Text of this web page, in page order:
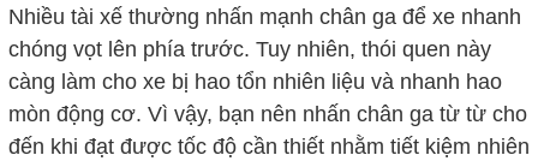
Nhiều tài xế thường nhấn mạnh chân ga để xe nhanh
chóng vọt lên phía trước. Tuy nhiên, thói quen này
càng làm cho xe bị hao tổn nhiên liệu và nhanh hao
mòn động cơ. Vì vậy, bạn nên nhấn chân ga từ từ cho
đến khi đạt được tốc độ cần thiết nhằm tiết kiệm nhiên